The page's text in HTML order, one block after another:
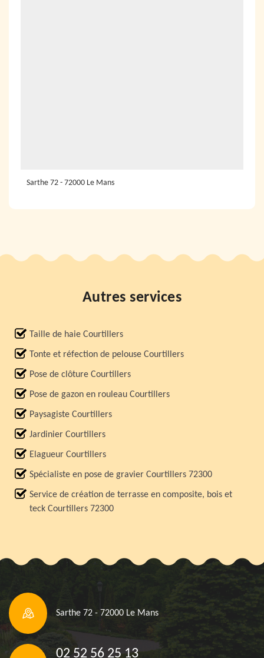
Sarthe 72 - 72000 Le Mans
Autres services
Taille de haie Courtillers
Tonte et réfection de pelouse Courtillers
Pose de clôture Courtillers
Pose de gazon en rouleau Courtillers
Paysagiste Courtillers
Jardinier Courtillers
Elagueur Courtillers
Spécialiste en pose de gravier Courtillers 72300
Service de création de terrasse en composite, bois et
teck Courtillers 72300
Sarthe 72 - 72000 Le Mans
02 52 56 25 13